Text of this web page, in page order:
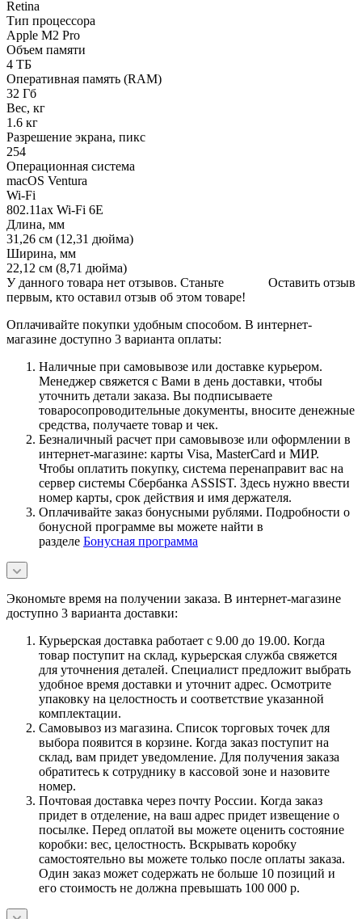
Retina
Тип процессора
Apple M2 Pro
Объем памяти
4 ТБ
Оперативная память (RAM)
32 Гб
Вес, кг
1.6 кг
Разрешение экрана, пикс
254
Операционная система
macOS Ventura
Wi-Fi
802.11ax Wi-Fi 6E
Длина, мм
31,26 см (12,31 дюйма)
Ширина, мм
22,12 см (8,71 дюйма)
Оставить отзыв
У данного товара нет отзывов. Станьте
первым, кто оставил отзыв об этом товаре!
Оплачивайте покупки удобным способом. В интернет-
магазине доступно 3 варианта оплаты:
Наличные при самовывозе или доставке курьером.
Менеджер свяжется с Вами в день доставки, чтобы
уточнить детали заказа. Вы подписываете
товаросопроводительные документы, вносите денежные
средства, получаете товар и чек.
Безналичный расчет при самовывозе или оформлении в
интернет-магазине: карты Visa, MasterCard и МИР.
Чтобы оплатить покупку, система перенаправит вас на
сервер системы Сбербанка ASSIST. Здесь нужно ввести
номер карты, срок действия и имя держателя.
Оплачивайте заказ бонусными рублями. Подробности о
бонусной программе вы можете найти в
разделе Бонусная программа
Экономьте время на получении заказа. В интернет-магазине
доступно 3 варианта доставки:
Курьерская доставка работает с 9.00 до 19.00. Когда
товар поступит на склад, курьерская служба свяжется
для уточнения деталей. Специалист предложит выбрать
удобное время доставки и уточнит адрес. Осмотрите
упаковку на целостность и соответствие указанной
комплектации.
Самовывоз из магазина. Список торговых точек для
выбора появится в корзине. Когда заказ поступит на
склад, вам придет уведомление. Для получения заказа
обратитесь к сотруднику в кассовой зоне и назовите
номер.
Почтовая доставка через почту России. Когда заказ
придет в отделение, на ваш адрес придет извещение о
посылке. Перед оплатой вы можете оценить состояние
коробки: вес, целостность. Вскрывать коробку
самостоятельно вы можете только после оплаты заказа.
Один заказ может содержать не больше 10 позиций и
его стоимость не должна превышать 100 000 р.